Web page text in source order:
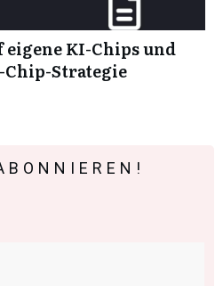
KI-Chips und
Strategie